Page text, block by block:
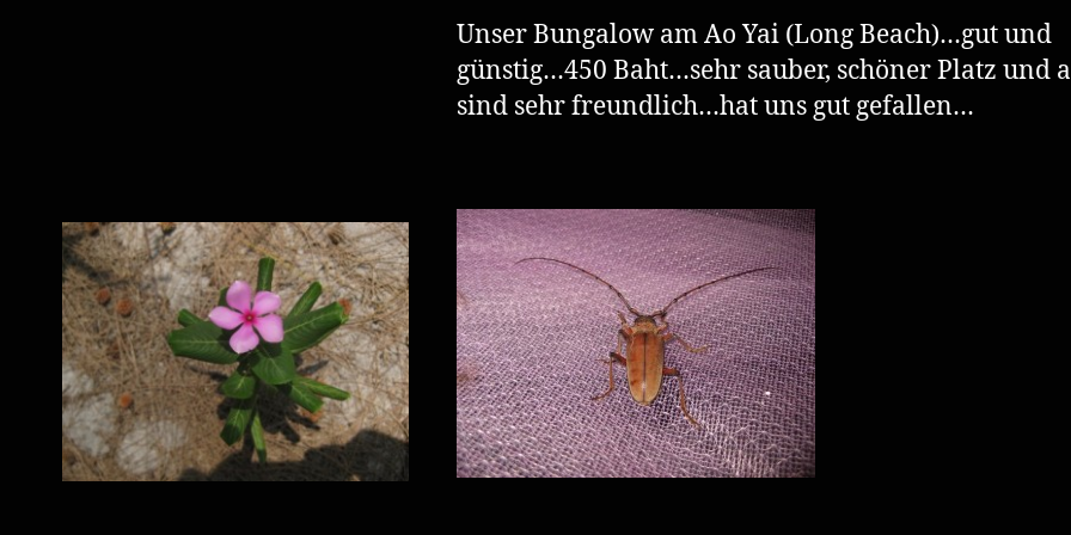
Unser Bungalow am Ao Yai (Long Beach)…gut und
günstig…450 Baht…sehr sauber, schöner Platz und
sind sehr freundlich…hat uns gut gefallen…